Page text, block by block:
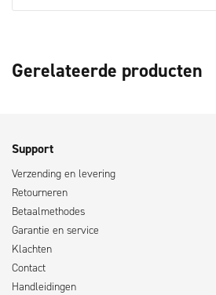
Gerelateerde producten
Support
Verzending en levering
Retourneren
Betaalmethodes
Garantie en service
Klachten
Contact
Handleidingen